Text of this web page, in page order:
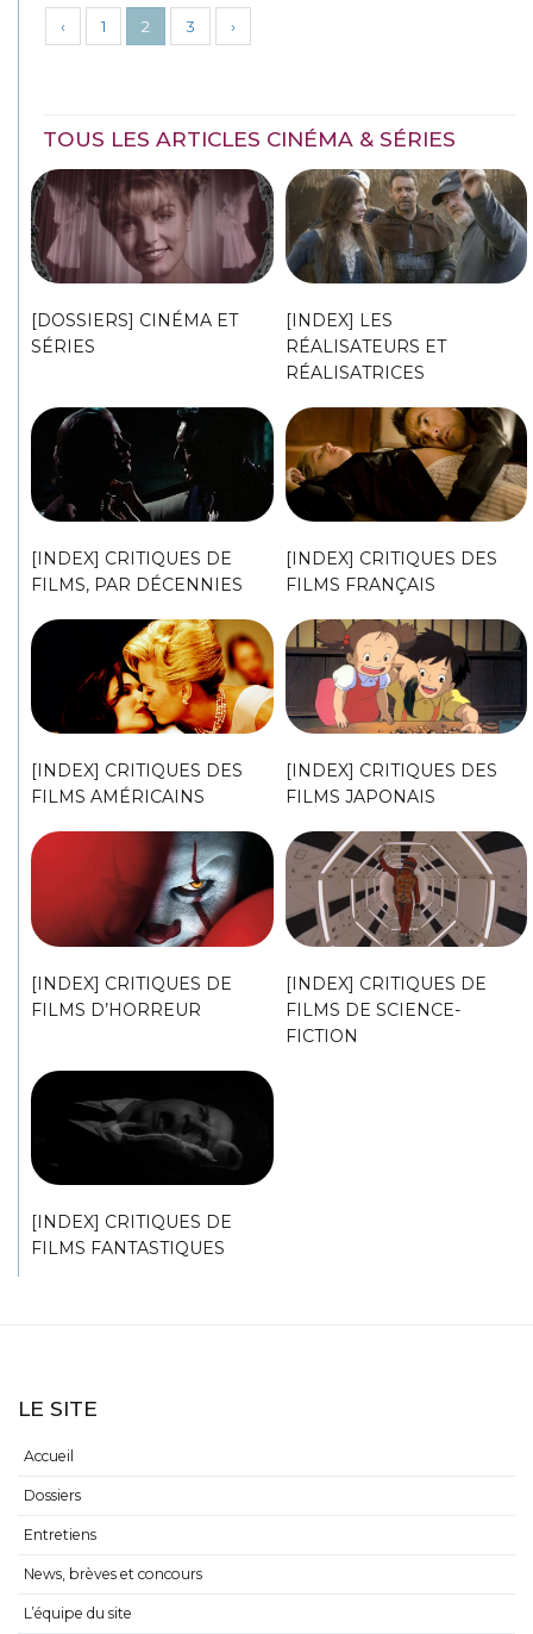
‹ 1 2 3 ›
TOUS LES ARTICLES CINÉMA & SÉRIES
[DOSSIERS] CINÉMA ET
SÉRIES
[INDEX] LES
RÉALISATEURS ET
RÉALISATRICES
[INDEX] CRITIQUES DE
FILMS, PAR DÉCENNIES
[INDEX] CRITIQUES DES
FILMS FRANÇAIS
[INDEX] CRITIQUES DES
FILMS AMÉRICAINS
[INDEX] CRITIQUES DES
FILMS JAPONAIS
[INDEX] CRITIQUES DE
FILMS D’HORREUR
[INDEX] CRITIQUES DE
FILMS DE SCIENCE-
FICTION
[INDEX] CRITIQUES DE
FILMS FANTASTIQUES
LE SITE
Accueil
Dossiers
Entretiens
News, brèves et concours
L’équipe du site